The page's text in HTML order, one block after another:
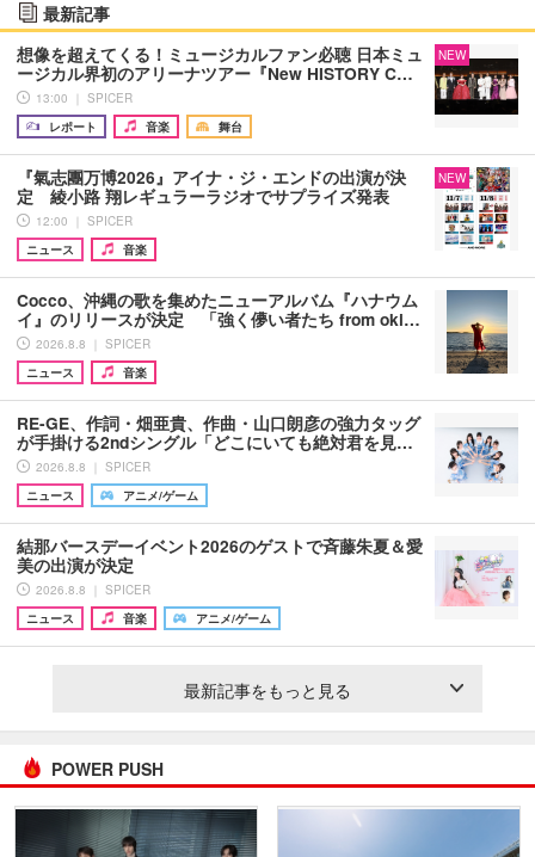
最新記事
想像を超えてくる！ミュージカルファン必聴 日本ミュ
ージカル界初のアリーナツアー『New HISTORY C…
13:00 ｜ SPICER
レポート
音楽 舞台
NEW
『氣志團万博2026』アイナ・ジ・エンドの出演が決
定 綾小路 翔レギュラーラジオでサプライズ発表
12:00 ｜ SPICER
ニュース
音楽
NEW
Cocco、沖縄の歌を集めたニューアルバム『ハナウム
イ』のリリースが決定 「強く儚い者たち from oki…
2026.8.8 ｜ SPICER
ニュース
音楽
RE-GE、作詞・畑亜貴、作曲・山口朗彦の強力タッグ
が手掛ける2ndシングル「どこにいても絶対君を見…
2026.8.8 ｜ SPICER
ニュース
アニメ/ゲーム
結那バースデーイベント2026のゲストで斉藤朱夏＆愛
美の出演が決定
2026.8.8 ｜ SPICER
ニュース
音楽 アニメ/ゲーム
最新記事をもっと見る
POWER PUSH